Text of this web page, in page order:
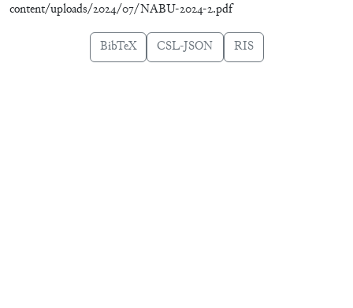
content/uploads/2024/07/NABU-2024-2.pdf
BibTeX CSL-JSON RIS